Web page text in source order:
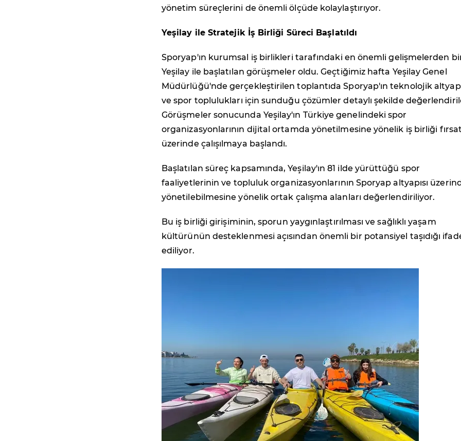
yönetim süreçlerini de önemli ölçüde kolaylaştırıyor.
Yeşilay ile Stratejik İş Birliği Süreci Başlatıldı
Sporyap'ın kurumsal iş birlikleri tarafındaki en önemli gelişmelerden
Yeşilay ile başlatılan görüşmeler oldu. Geçtiğimiz hafta Yeşilay Genel
Müdürlüğü'nde gerçekleştirilen toplantıda Sporyap'ın teknolojik
ve spor toplulukları için sunduğu çözümler detaylı şekilde
Görüşmeler sonucunda Yeşilay'ın Türkiye genelindeki spor
organizasyonlarının dijital ortamda yönetilmesine yönelik iş birliği
üzerinde çalışılmaya başlandı.
Başlatılan süreç kapsamında, Yeşilay'ın 81 ilde yürüttüğü spor
faaliyetlerinin ve topluluk organizasyonlarının Sporyap altyapısı
yönetilebilmesine yönelik ortak çalışma alanları değerlendiriliyor.
Bu iş birliği girişiminin, sporun yaygınlaştırılması ve sağlıklı yaşam
kültürünün desteklenmesi açısından önemli bir potansiyel taşıdığı
ediliyor.